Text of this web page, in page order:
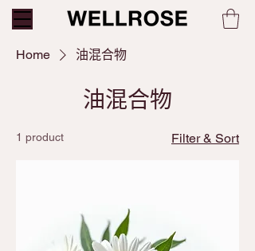
Home 油混合物
油混合物
1 product Filter & Sort